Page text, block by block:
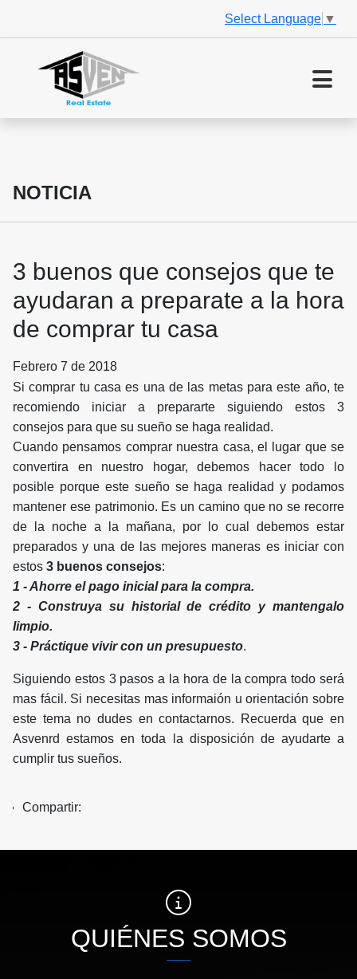
Select Language ▼
NOTICIA
3 buenos que consejos que te
ayudaran a preparate a la hora
de comprar tu casa
Febrero 7 de 2018
Si comprar tu casa es una de las metas para este año, te
recomiendo iniciar a prepararte siguiendo estos 3
consejos para que su sueño se haga realidad.
Cuando pensamos comprar nuestra casa, el lugar que se
convertira en nuestro hogar, debemos hacer todo lo
posible porque este sueño se haga realidad y podamos
mantener ese patrimonio. Es un camino que no se recorre
de la noche a la mañana, por lo cual debemos estar
preparados y una de las mejores maneras es iniciar con
estos 3 buenos consejos:
1 - Ahorre el pago inicial para la compra.
2 - Construya su historial de crédito y mantengalo
limpio.
3 - Práctique vivir con un presupuesto.
Siguiendo estos 3 pasos a la hora de la compra todo será
mas fácil. Si necesitas mas informaión u orientación sobre
este tema no dudes en contactarnos. Recuerda que en
Asvenrd estamos en toda la disposición de ayudarte a
cumplir tus sueños.
Compartir:
QUIÉNES SOMOS